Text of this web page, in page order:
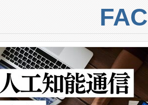
は、ai&のAI
ム統合、試運転、
階のデータを監視
約600メートルに
率10％のターゲッ
最大検知距離は
最大1キロメート
周囲を監視でき、